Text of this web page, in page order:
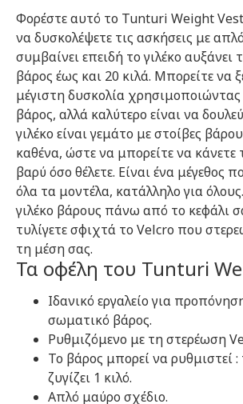
Φορέστε αυτό το Tunturi Weight Vest
να δυσκολέψετε τις ασκήσεις με
συμβαίνει επειδή το γιλέκο
βάρος έως και 20 κιλά. Μπορείτε να
μέγιστη δυσκολία
βάρος, αλλά καλύτερο είναι να
γιλέκο είναι γεμάτο με στοίβες
καθένα, ώστε να μπορείτε να κάνετε
βαρύ όσο θέλετε. Είναι ένα μέγεθος
όλα τα μοντέλα, κατάλληλο για
γιλέκο βάρους πάνω από το κεφάλι
τυλίγετε σφιχτά το Velcro που
τη μέση σας.
Τα οφέλη του Tunturi
Ιδανικό εργαλείο για
σωματικό βάρος.
Ρυθμιζόμενο με τη στερέωση
Το βάρος μπορεί να ρυθμιστεί
ζυγίζει 1 κιλό.
Απλό μαύρο σχέδιο.